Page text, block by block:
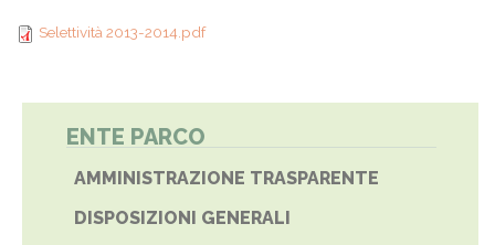
Selettività 2013-
Selettività 2013-2014.pdf
ENTE PARCO
AMMINISTRAZIONE TRASPARENTE
DISPOSIZIONI GENERALI